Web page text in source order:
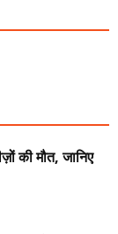
की मौत, जानिए